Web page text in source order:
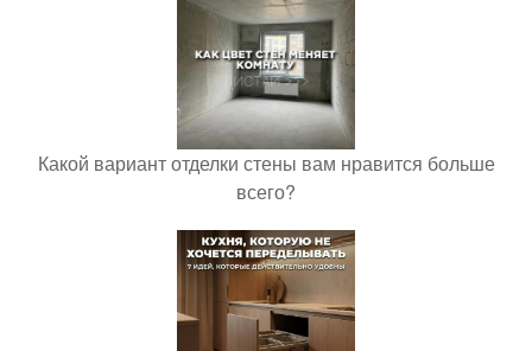
Какой вариант отделки стены вам нравится больше
всего?